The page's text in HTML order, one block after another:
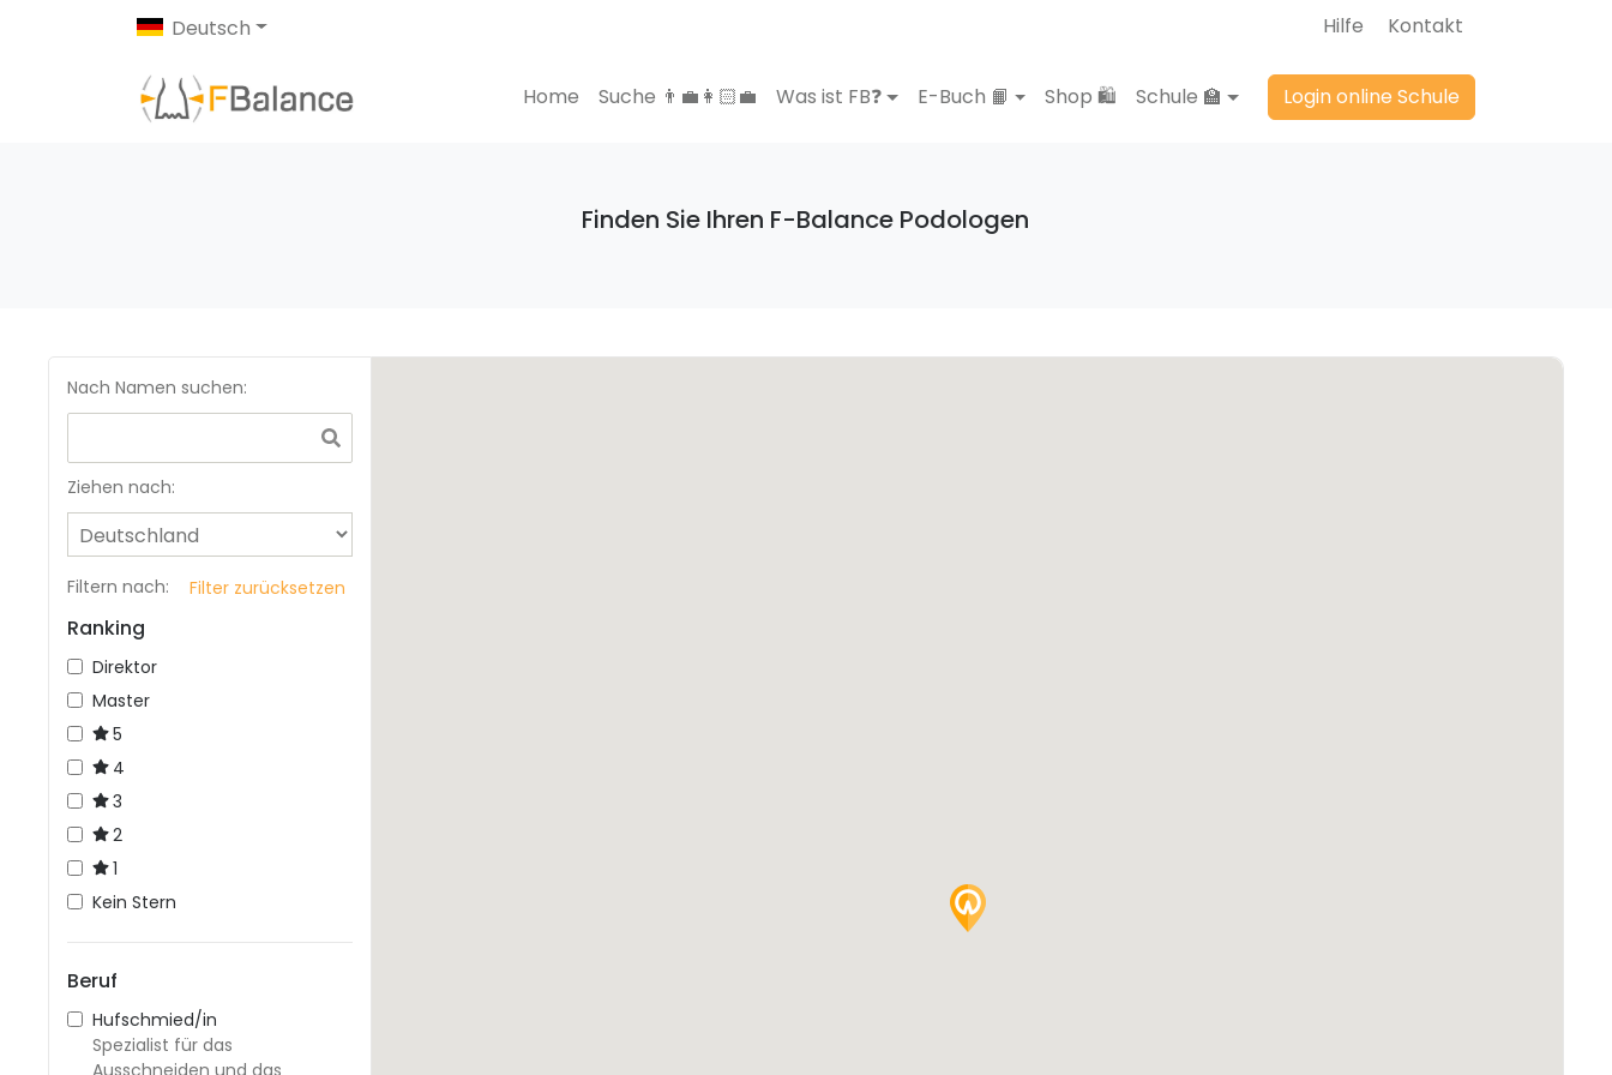
Deutsch Hilfe Kontakt
Home Suche 👨‍💼👩🏻‍💼 Was ist FB❓ E-Buch 📙 Shop 🛍️ Schule 🏫 Login online Schule
Finden Sie Ihren F-Balance Podologen
Nach Namen suchen:
Ziehen nach:
Filtern nach: Filter zurücksetzen
Ranking
Direktor
Master
5
4
3
2
1
Kein Stern
Beruf
Hufschmied/in
Spezialist für das
Ausschneiden und das